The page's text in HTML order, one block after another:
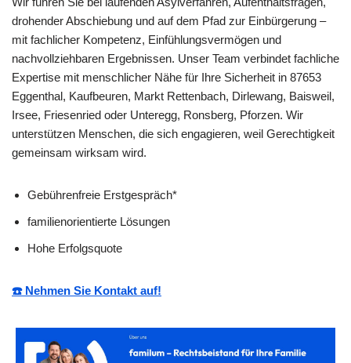
drohender Abschiebung und auf dem Pfad zur Einbürgerung –
mit fachlicher Kompetenz, Einfühlungsvermögen und
nachvollziehbaren Ergebnissen. Unser Team verbindet fachliche
Expertise mit menschlicher Nähe für Ihre Sicherheit in 87653
Eggenthal, Kaufbeuren, Markt Rettenbach, Dirlewang, Baisweil,
Irsee, Friesenried oder Unteregg, Ronsberg, Pforzen. Wir
unterstützen Menschen, die sich engagieren, weil Gerechtigkeit
gemeinsam wirksam wird.
Gebührenfreie Erstgespräch*
familienorientierte Lösungen
Hohe Erfolgsquote
☎️ Nehmen Sie Kontakt auf!